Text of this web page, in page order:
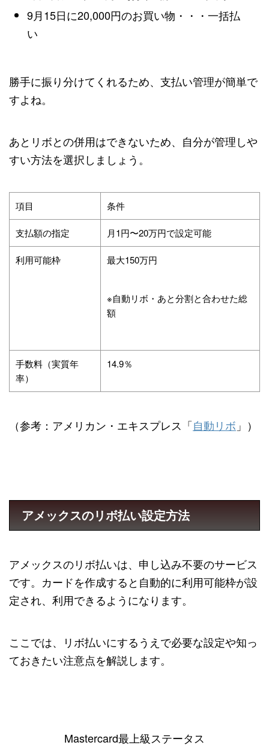
9月15日に20,000円のお買い物・・・一括払
い
勝手に振り分けてくれるため、支払い管理が簡単で
すよね。
あとリボとの併用はできないため、自分が管理しや
すい方法を選択しましょう。
項目 条件
支払額の指定 月1円〜20万円で設定可能
利用可能枠 最大150万円
※自動リボ・あと分割と合わせた総
額
手数料（実質年
率）
14.9％
（参考：アメリカン・エキスプレス「自動リボ 」）
アメックスのリボ払い設定方法
アメックスのリボ払いは、申し込み不要のサービス
です。カードを作成すると自動的に利用可能枠が設
定され、利用できるようになります。
ここでは、リボ払いにするうえで必要な設定や知っ
ておきたい注意点を解説します。
Mastercard最上級ステータス